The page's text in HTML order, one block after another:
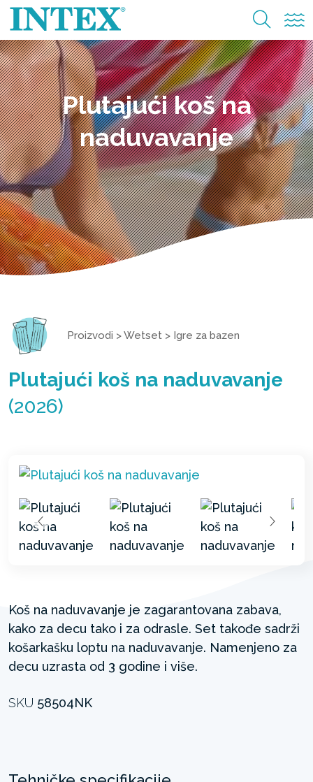
Plutajući koš na
naduvavanje
Proizvodi >Wetset > Igre za bazen
Plutajući koš na naduvavanje
(2026)
Koš na naduvavanje je zagarantovana zabava,
kako za decu tako i za odrasle. Set takođe sadrži
košarkašku loptu na naduvavanje. Namenjeno za
decu uzrasta od 3 godine i više.
SKU 58504NK